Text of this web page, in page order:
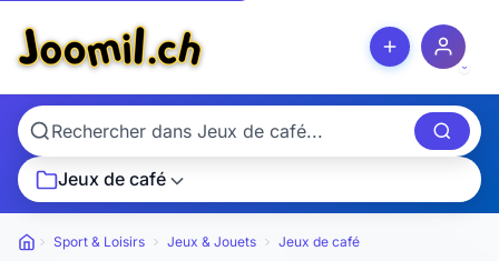
Jeux de café
Petites annonces
Sport & Loisirs Jeux & Jouets Jeux de café